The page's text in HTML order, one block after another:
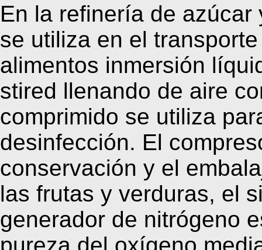
En la refinería de
se utiliza en el
alimentos inmersión
stired llenando de aire
comprimido se utiliza
desinfección. El
conservación y el
las frutas y verduras, el
generador de nitrógeno
pureza del oxígeno